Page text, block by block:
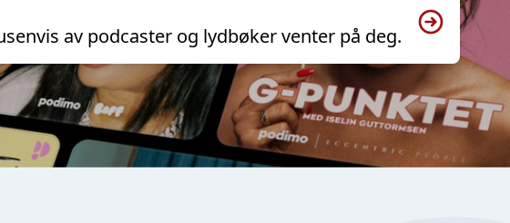
av podcaster og lydbøker venter på deg.